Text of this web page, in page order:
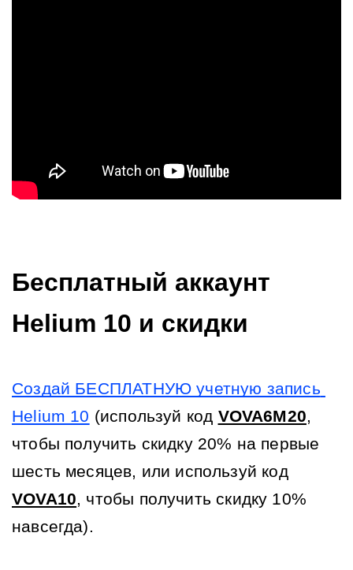
Бесплатный аккаунт
Helium 10 и скидки
Создай БЕСПЛАТНУЮ учетную запись
Helium 10 (используй код VOVA6M20,
чтобы получить скидку 20% на первые
шесть месяцев, или используй код
VOVA10, чтобы получить скидку 10%
навсегда).